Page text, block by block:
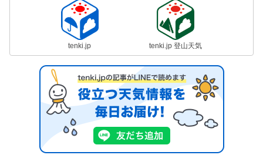
tenki.jp tenki.jp 登山天気